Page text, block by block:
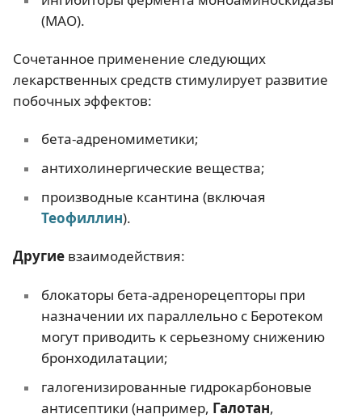
(МАО).
Сочетанное применение следующих
лекарственных средств стимулирует развитие
побочных эффектов:
бета-адреномиметики;
антихолинергические вещества;
производные ксантина (включая
Теофиллин).
Другие взаимодействия:
блокаторы бета-адренорецепторы при
назначении их параллельно с Беротеком
могут приводить к серьезному снижению
бронходилатации;
галогенизированные гидрокарбоновые
антисептики (например, Галотан,